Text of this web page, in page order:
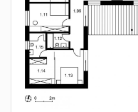
© RULES, s.r.o.